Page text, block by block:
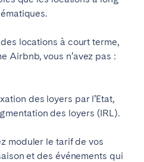
locations à court terme,
Airbnb, vous n’avez pas :
des loyers par l’Etat,
des loyers (IRL).
moduler le tarif de vos
et des événements qui